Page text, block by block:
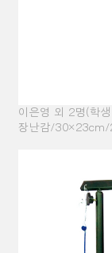
이은영 외 2명(학
장난감/30×23cm/